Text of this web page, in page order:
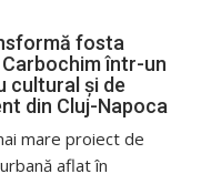
fosta
într-un
cultural și de
din Cluj-Napoca
mare proiect de
aflat în